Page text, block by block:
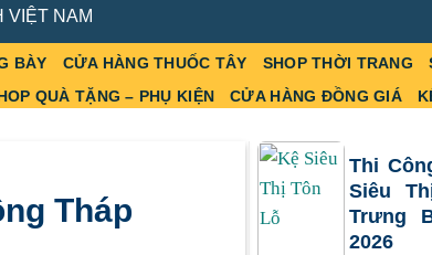
VIỆT NAM
BÀY CỬA HÀNG THUỐC TÂY SHOP THỜI TRANG
QUÀ TẶNG – PHỤ KIỆN
CỬA HÀNG ĐỒNG GIÁ
Tháp
Thi
Siêu
Trưng
2026